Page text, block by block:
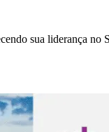
sua liderança